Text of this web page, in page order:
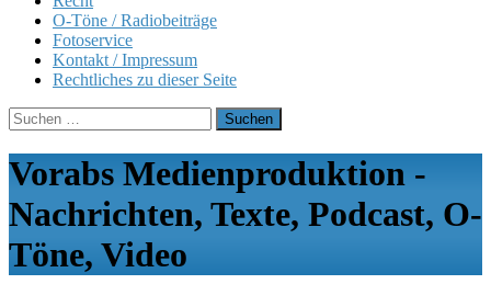
O-Töne / Radiobeiträge
Fotoservice
Kontakt / Impressum
Rechtliches zu dieser Seite
Suchen
nach:
Vorabs Medienproduktion -
Nachrichten, Texte, Podcast, O-
Töne, Video